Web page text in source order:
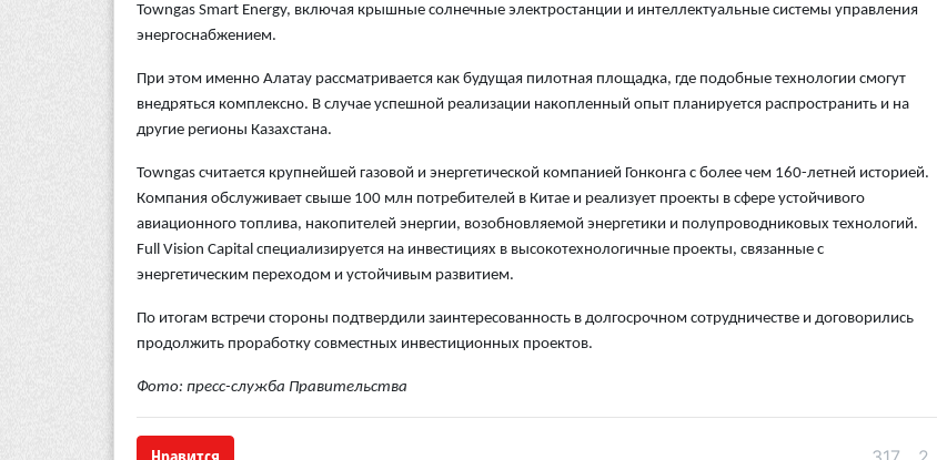
Towngas Smart Energy, включая крышные солнечные электростанции и интеллектуальные системы управления
энергоснабжением.
При этом именно Алатау рассматривается как будущая пилотная площадка, где подобные технологии смогут
внедряться комплексно. В случае успешной реализации накопленный опыт планируется распространить и на
другие регионы Казахстана.
Towngas считается крупнейшей газовой и энергетической компанией Гонконга с более чем 160-летней историей.
Компания обслуживает свыше 100 млн потребителей в Китае и реализует проекты в сфере устойчивого
авиационного топлива, накопителей энергии, возобновляемой энергетики и полупроводниковых технологий.
Full Vision Capital специализируется на инвестициях в высокотехнологичные проекты, связанные с
энергетическим переходом и устойчивым развитием.
По итогам встречи стороны подтвердили заинтересованность в долгосрочном сотрудничестве и договорились
продолжить проработку совместных инвестиционных проектов.
Фото: пресс-служба Правительства